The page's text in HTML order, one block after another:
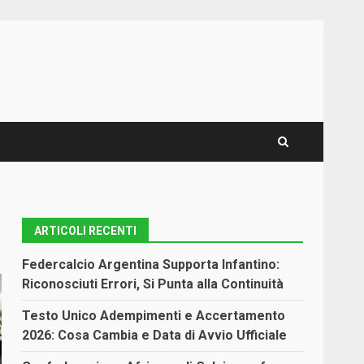
ARTICOLI RECENTI
Federcalcio Argentina Supporta Infantino:
Riconosciuti Errori, Si Punta alla Continuità
Testo Unico Adempimenti e Accertamento
2026: Cosa Cambia e Data di Avvio Ufficiale